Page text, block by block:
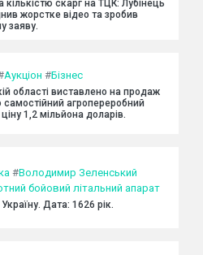
кількістю скарг на ТЦК: Лубінець
жорстке відео та зробив
заяву.
Аукціон #Бізнес
області виставлено на продаж
самостійний агропереробний
1,2 мільйона доларів.
#Володимир Зеленський
бойовий літальний апарат
Дата: 1626 рік.